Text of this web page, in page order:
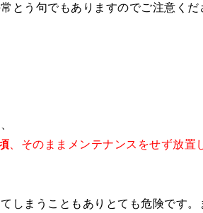
とう句でもありますのでご注意くだ
、そのままメンテナンスをせず放置
しまうこともありとても危険です。